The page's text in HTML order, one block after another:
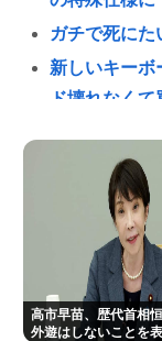
ガチで死にた
新しいキーボ
ド壊れなく
レー屋さんが
お絵描きAI
も作れる
「世界唯一
配布する輩が
及川光博、56
高市早苗、歴代首相
外遊はしないことを